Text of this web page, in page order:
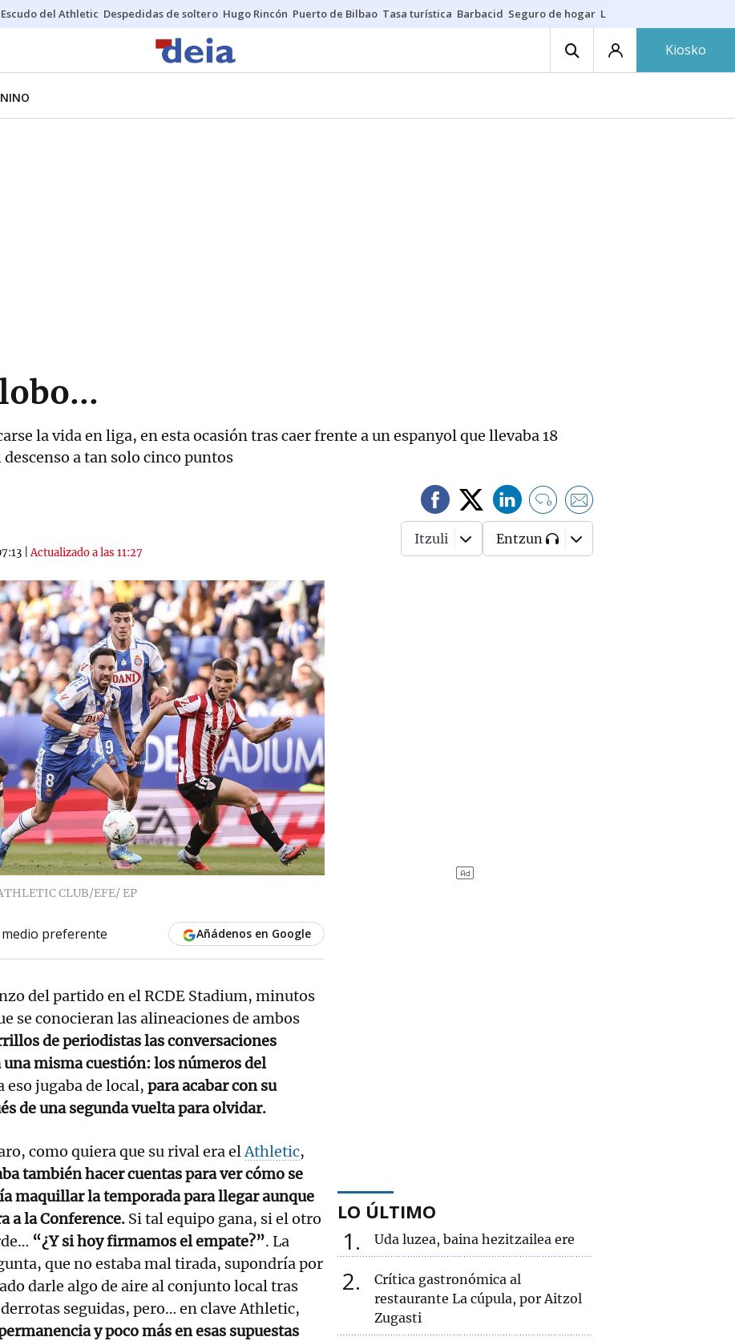
Escudo del Athletic Despedidas de soltero Hugo Rincón Puerto de Bilbao Tasa turística Barbacid Seguro de hogar Lío Athletic-Osasuna
Kiosko
la vida en liga, en esta ocasión tras caer frente a un espanyol que llevaba 18
a tan solo cinco puntos
|Actualizado a las 11:27
0
Itzuli Entzun
CLUB/EFE/ EP
preferente Añádenos en Google
del partido en el RCDE Stadium, minutos
se conocieran las alineaciones de ambos
de periodistas las conversaciones
misma cuestión: los números del
eso jugaba de local, para acabar con su
de una segunda vuelta para olvidar.
como quiera que su rival era elAthletic,
también hacer cuentas para ver cómo se
maquillar la temporada para llegar aunque
a la Conference. Si tal equipo gana, si el otro
“¿Y si hoy firmamos el empate?”. La
que no estaba mal tirada, supondría por
darle algo de aire al conjunto local tras
seguidas, pero… en clave Athletic,
y poco más en esas supuestas
LO ÚLTIMO
1 Uda luzea, baina hezitzailea ere
2
Crítica gastronómica al
restaurante La cúpula, por Aitzol
Zugasti